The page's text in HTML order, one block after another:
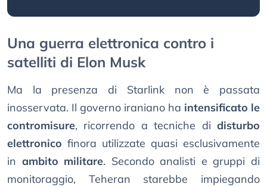
Una guerra elettronica contro i
satelliti di Elon Musk
Ma la presenza di Starlink non è passata
inosservata. Il governo iraniano ha intensificato le
contromisure, ricorrendo a tecniche di disturbo
elettronico finora utilizzate quasi esclusivamente
in ambito militare. Secondo analisti e gruppi di
monitoraggio, Teheran starebbe impiegando